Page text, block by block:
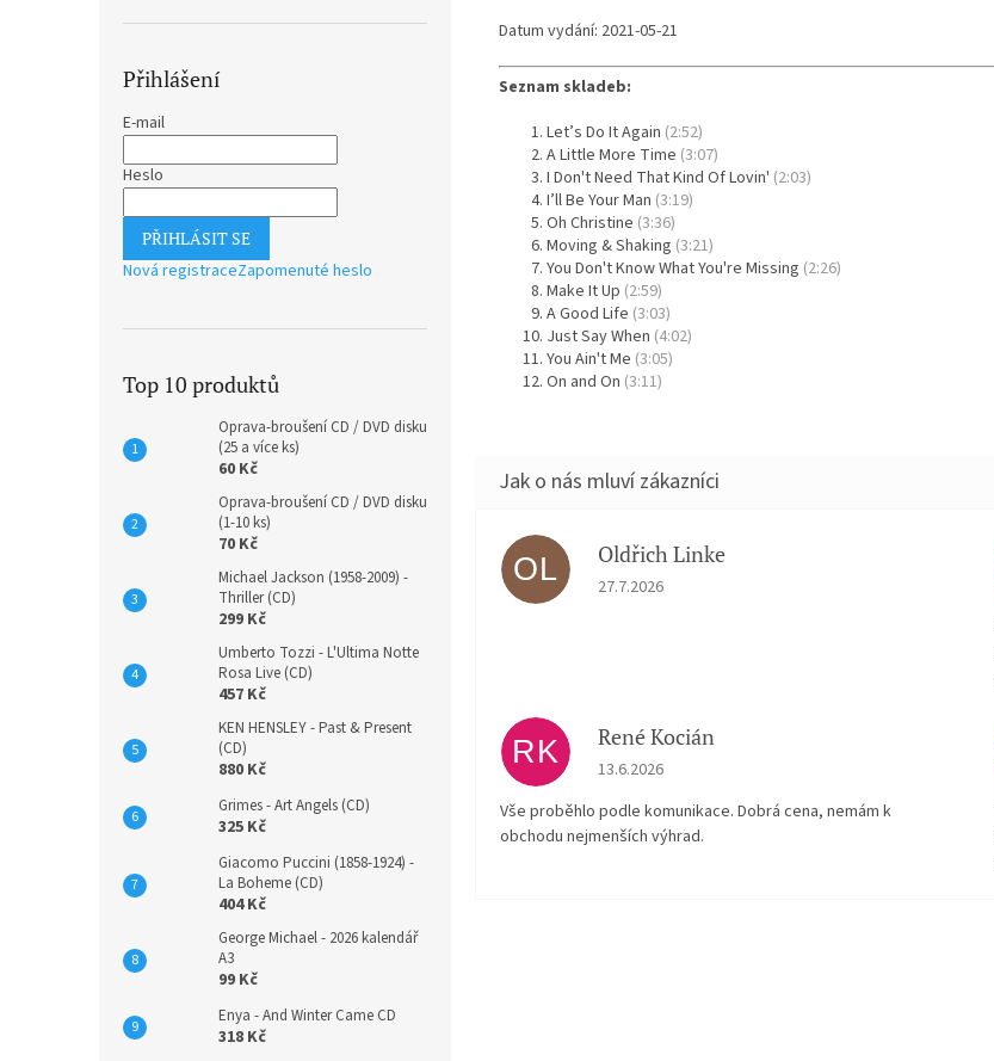
Přihlášení
E-mail
Heslo
PŘIHLÁSIT SE
Nová registraceZapomenuté heslo
Top 10 produktů
Oprava-broušení CD / DVD disku
(25 a více ks)
60 Kč
Oprava-broušení CD / DVD disku
(1-10 ks)
70 Kč
Michael Jackson (1958-2009) -
Thriller (CD)
299 Kč
Umberto Tozzi - L'Ultima Notte
Rosa Live (CD)
457 Kč
KEN HENSLEY - Past & Present
(CD)
880 Kč
Grimes - Art Angels (CD)
325 Kč
Giacomo Puccini (1858-1924) -
La Boheme (CD)
404 Kč
George Michael - 2026 kalendář
A3
99 Kč
Enya - And Winter Came CD
318 Kč
Datum vydání: 2021-05-21
Seznam skladeb:
Let’s Do It Again (2:52)
A Little More Time (3:07)
I Don't Need That Kind Of Lovin' (2:03)
I’ll Be Your Man (3:19)
Oh Christine (3:36)
Moving & Shaking (3:21)
You Don't Know What You're Missing (2:26)
Make It Up (2:59)
A Good Life (3:03)
Just Say When (4:02)
You Ain't Me (3:05)
On and On (3:11)
OL Oldřich Linke
Hodnocení obchodu je 5 z 5 hvězdiček.
27.7.2026
RK René Kocián
Hodnocení obchodu je 5 z 5 hvězdiček.
13.6.2026
Vše proběhlo podle komunikace. Dobrá cena, nemám k
obchodu nejmenších výhrad.